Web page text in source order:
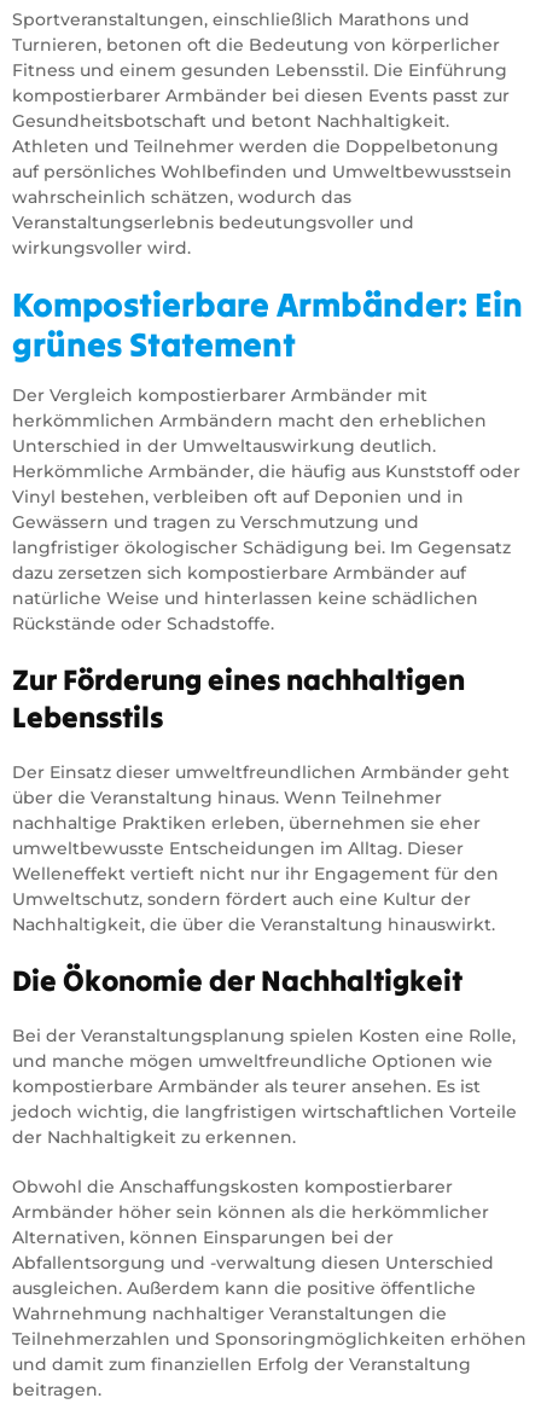
Sportveranstaltungen, einschließlich Marathons und
Turnieren, betonen oft die Bedeutung von körperlicher
Fitness und einem gesunden Lebensstil. Die Einführung
kompostierbarer Armbänder bei diesen Events passt zur
Gesundheitsbotschaft und betont Nachhaltigkeit.
Athleten und Teilnehmer werden die Doppelbetonung
auf persönliches Wohlbefinden und Umweltbewusstsein
wahrscheinlich schätzen, wodurch das
Veranstaltungserlebnis bedeutungsvoller und
wirkungsvoller wird.
Kompostierbare Armbänder: Ein
grünes Statement
Der Vergleich kompostierbarer Armbänder mit
herkömmlichen Armbändern macht den erheblichen
Unterschied in der Umweltauswirkung deutlich.
Herkömmliche Armbänder, die häufig aus Kunststoff oder
Vinyl bestehen, verbleiben oft auf Deponien und in
Gewässern und tragen zu Verschmutzung und
langfristiger ökologischer Schädigung bei. Im Gegensatz
dazu zersetzen sich kompostierbare Armbänder auf
natürliche Weise und hinterlassen keine schädlichen
Rückstände oder Schadstoffe.
Zur Förderung eines nachhaltigen
Lebensstils
Der Einsatz dieser umweltfreundlichen Armbänder geht
über die Veranstaltung hinaus. Wenn Teilnehmer
nachhaltige Praktiken erleben, übernehmen sie eher
umweltbewusste Entscheidungen im Alltag. Dieser
Welleneffekt vertieft nicht nur ihr Engagement für den
Umweltschutz, sondern fördert auch eine Kultur der
Nachhaltigkeit, die über die Veranstaltung hinauswirkt.
Die Ökonomie der Nachhaltigkeit
Bei der Veranstaltungsplanung spielen Kosten eine Rolle,
und manche mögen umweltfreundliche Optionen wie
kompostierbare Armbänder als teurer ansehen. Es ist
jedoch wichtig, die langfristigen wirtschaftlichen Vorteile
der Nachhaltigkeit zu erkennen.
Obwohl die Anschaffungskosten kompostierbarer
Armbänder höher sein können als die herkömmlicher
Alternativen, können Einsparungen bei der
Abfallentsorgung und -verwaltung diesen Unterschied
ausgleichen. Außerdem kann die positive öffentliche
Wahrnehmung nachhaltiger Veranstaltungen die
Teilnehmerzahlen und Sponsoringmöglichkeiten erhöhen
und damit zum finanziellen Erfolg der Veranstaltung
beitragen.